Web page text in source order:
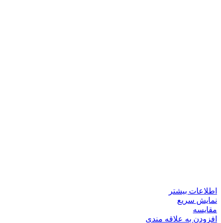
اطلاعات بیشتر
نمایش سریع
مقايسه
افزودن به علاقه مندی